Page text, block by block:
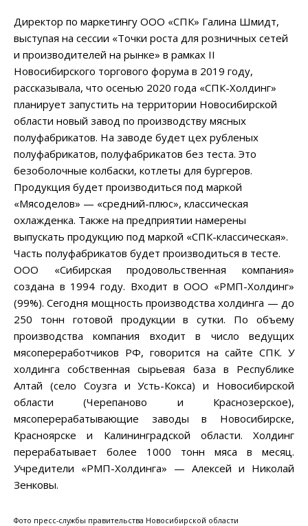
Директор по маркетингу ООО «СПК» Галина Шмидт,
выступая на сессии «Точки роста для розничных сетей
и производителей на рынке» в рамках II
Новосибирского торгового форума в 2019 году,
рассказывала, что осенью 2020 года «СПК-Холдинг»
планирует запустить на территории Новосибирской
области новый завод по производству мясных
полуфабрикатов. На заводе будет цех рубленых
полуфабрикатов, полуфабрикатов без теста. Это
безоболочные колбаски, котлеты для бургеров.
Продукция будет производиться под маркой
«Мясоделов» — «средний-плюс», классическая
охлажденка. Также на предприятии намерены
выпускать продукцию под маркой «СПК-классическая».
Часть полуфабрикатов будет производиться в тесте.
ООО «Сибирская продовольственная компания»
создана в 1994 году. Входит в ООО «РМП-Холдинг»
(99%). Сегодня мощность производства холдинга — до
250 тонн готовой продукции в сутки. По объему
производства компания входит в число ведущих
мясопереработчиков РФ, говорится на сайте СПК. У
холдинга собственная сырьевая база в Республике
Алтай (село Соузга и Усть-Кокса) и Новосибирской
области (Черепаново и Краснозерское),
мясоперерабатывающие заводы в Новосибирске,
Красноярске и Калининградской области. Холдинг
перерабатывает более 1000 тонн мяса в месяц.
Учредители «РМП-Холдинга» — Алексей и Николай
Зенковы.
Фото пресс-службы правительства Новосибирской области